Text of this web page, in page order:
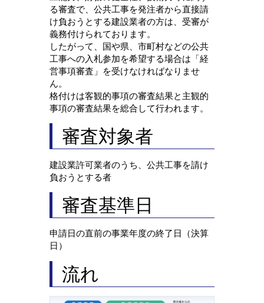
る審査で、公共工事を発注者から直接請
け負おうとする建設業者の方は、受審が
義務付けられております。
したがって、国や県、市町村などの公共
工事への入札参加を希望する場合は「経
営事項審査」を受けなければなりませ
ん。
格付けは客観的事項の審査結果と主観的
事項の審査結果を総合して行われます。
審査対象者
建設業許可業者のうち、公共工事を請け
負おうとする者
審査基準日
申請日の直前の事業年度の終了日（決算
日）
流れ